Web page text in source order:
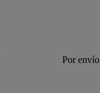
Por envío